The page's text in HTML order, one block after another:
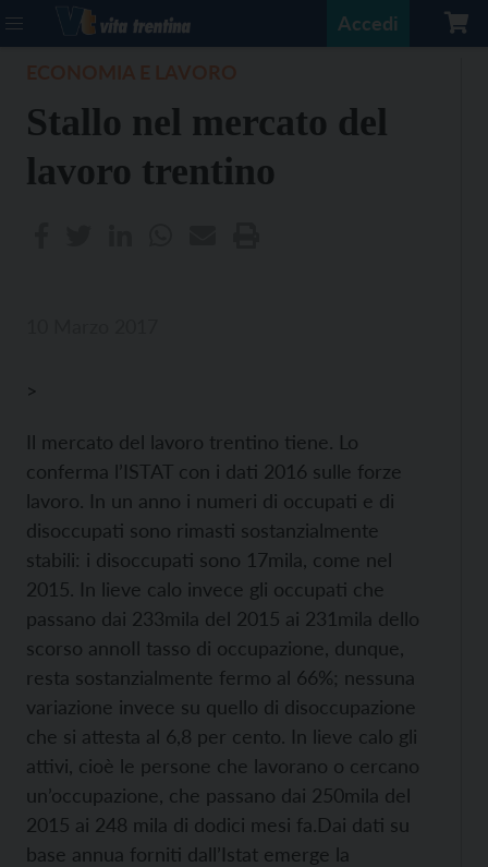
Accedi
Stallo nel mercato del
lavoro trentino
>
Il mercato del lavoro trentino tiene. Lo
conferma l’ISTAT con i dati 2016 sulle forze
lavoro. In un anno i numeri di occupati e di
disoccupati sono rimasti sostanzialmente
stabili: i disoccupati sono 17mila, come nel
2015. In lieve calo invece gli occupati che
passano dai 233mila del 2015 ai 231mila dello
scorso annoIl tasso di occupazione, dunque,
resta sostanzialmente fermo al 66%; nessuna
variazione invece su quello di disoccupazione
che si attesta al 6,8 per cento. In lieve calo gli
attivi, cioè le persone che lavorano o cercano
un’occupazione, che passano dai 250mila del
2015 ai 248 mila di dodici mesi fa.Dai dati su
base annua forniti dall’Istat emerge la